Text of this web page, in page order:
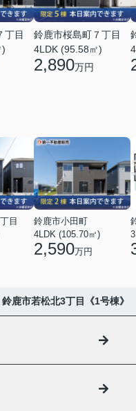
丁目
鈴鹿市桜島町７丁目
4LDK (95.58㎡)
2,890万円
目
鈴鹿市小田町
4LDK (105.70㎡)
2,590万円
鈴鹿市若松北3丁目《1号棟》